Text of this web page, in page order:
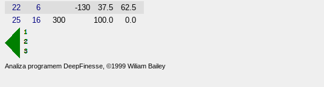
22
6 -130 37.5
62.5
25
16 300 100.0 0.0
Analiza programem DeepFinesse, ©1999 Wiliam Bailey